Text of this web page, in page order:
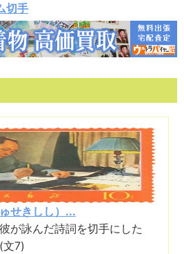
切手
せきしし）...
が詠んだ詩詞を切手にした
文7)